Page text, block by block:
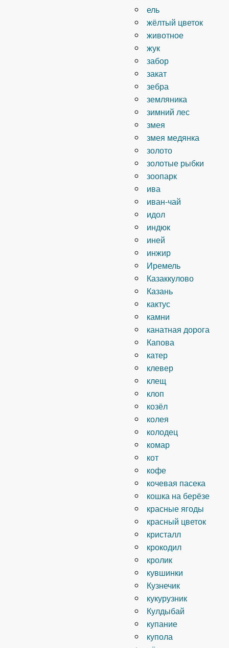
ель
жёлтый цветок
животное
жук
забор
закат
зебра
земляника
зимний лес
змея
змея медянка
золото
золотые рыбки
зоопарк
ива
иван-чай
идол
индюк
иней
инжир
Иремель
Казаккулово
Казань
кактус
камни
канатная дорога
Капова
катер
клевер
клещ
клоп
козёл
колея
колодец
комар
кот
кофе
кочевая пасека
кошка на берёзе
красные ягоды
красный цветок
кристалл
крокодил
кролик
кувшинки
Кузнечик
кукурузник
Кулдыбай
купание
купола